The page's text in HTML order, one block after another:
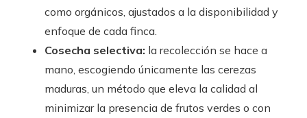
como orgánicos, ajustados a la disponibilidad y
enfoque de cada finca.
Cosecha selectiva: la recolección se hace a
mano, escogiendo únicamente las cerezas
maduras, un método que eleva la calidad al
minimizar la presencia de frutos verdes o con